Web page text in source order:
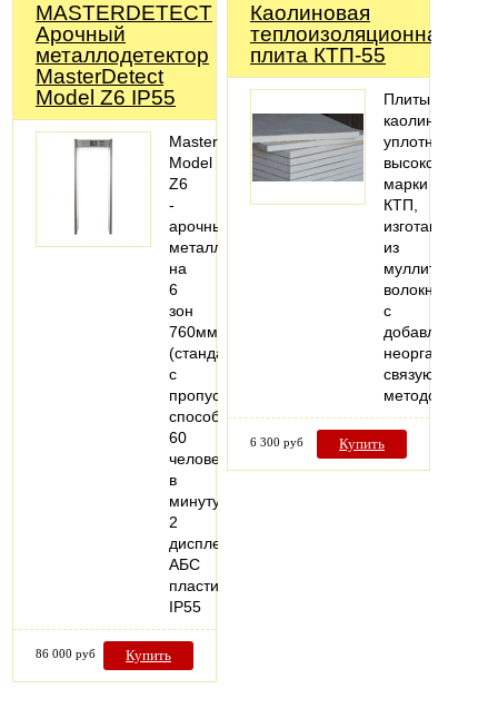
MASTERDETECT
Арочный
металлодетектор
MasterDetect
Model Z6 IP55
MasterDetect
Model
Z6
-
арочный
металлодетектор
на
6
зон
760мм
(стандарт)
с
пропускной
способностью
60
человек
в
минуту
2
дисплея
AБC
пластик,
IP55
86 000 руб Купить
Каолиновая
теплоизоляционная
плита КТП-55
Плиты
каолиновые
уплотненные
марки
КТП,
изготавливают
из
волокна
с
добавлением
связующего
методом…
6 300 руб Купить